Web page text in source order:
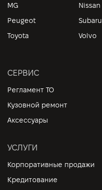
MG
Nissan
Peugeot
Subaru
Toyota
Volvo
СЕРВИС
Регламент ТО
Кузовной ремонт
Аксессуары
УСЛУГИ
Корпоративные продажи
Кредитование